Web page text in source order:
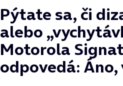
Pýtate sa, či
alebo
Motorola
odpovedá: